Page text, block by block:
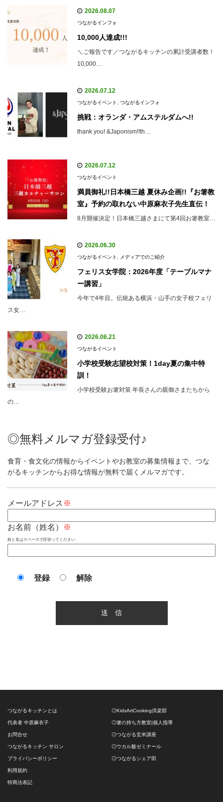
2026.08.07
つながるインフォ
10,000人達成!!!
＼ご報告です／つながるキッチンの累計受講者数！
10,000…
2026.07.12
つながるイベント つながるインフォ
挑戦：オランダ・アムステルダムへ!!
thank you! &Japonism!!th…
2026.07.12
つながるイベント
満員御礼!!日本橋三越 夏休み企画!!『お箸教
室』予約の取れない中原麻衣子先生直伝！
8月開催決定！日本橋三越さまにて第4回お箸教室…
2026.06.30
つながるイベント メディアでのご紹介
フェリス女学院：2026年度「テーブルマナ
ー講習」
今年で4年目。伝統ある横浜・山手の女子校フェリ
ス女…
2026.06.21
つながるイベント
小学校受験志望校対策！1day夏の集中特
訓！
小学校受験お箸対策 年長さんの親御さまたちから
の…
◎無料メルマガ登録受付♪
食育・食文化の情報からイベントやお教室の募集情報まで、つな
がるキッチンからお得な情報が無料で届くメルマガです。
メールアドレス ※
お名前（姓名） ※
姓と名はスペースで区切ってください
登録 解除
つながるキッチンとは
代表者 中原麻衣子
お問合せ
つながるキッチン サロン
プライバシーポリシー
利用規約
特商法表記
◎KidsArtCooking倶楽部
◎箸の持ち方教室|個人指導
◎つながる玄米講座
◎ウカル飯ゼミナール
◎つながるシェア田